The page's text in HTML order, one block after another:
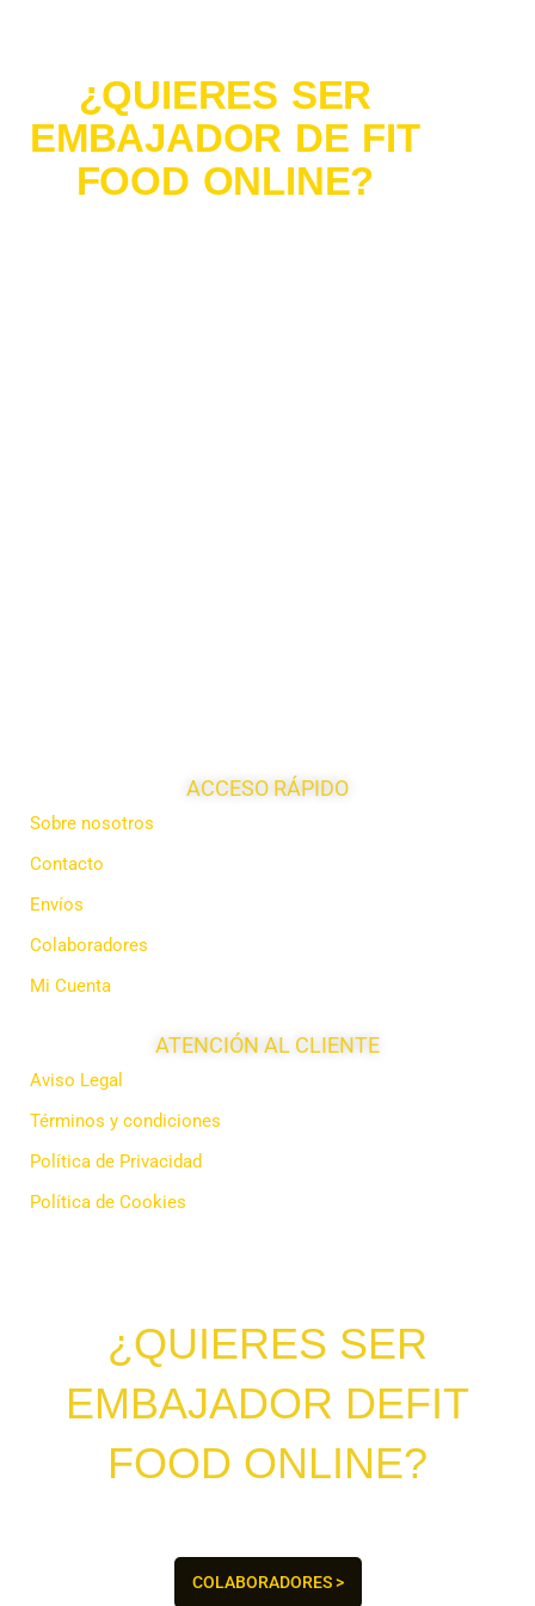
¿QUIERES SER
EMBAJADOR DE FIT
FOOD ONLINE?
ACCESO RÁPIDO
Sobre nosotros
Contacto
Envíos
Colaboradores
Mi Cuenta
ATENCIÓN AL CLIENTE
Aviso Legal
Términos y condiciones
Política de Privacidad
Política de Cookies
¿QUIERES SER
EMBAJADOR DEFIT
FOOD ONLINE?
COLABORADORES >